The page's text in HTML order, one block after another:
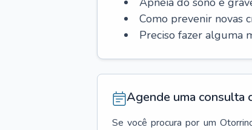
Como prevenir novas
Preciso fazer alguma
Agende uma consulta
Se você procura por um